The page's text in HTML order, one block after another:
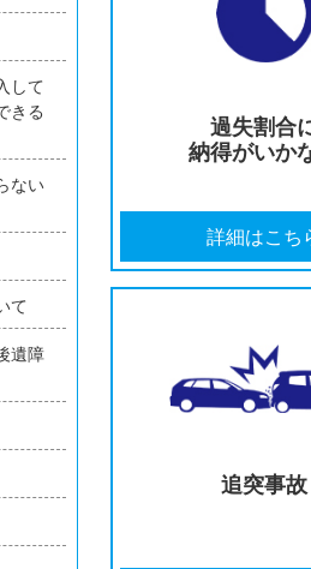
提示さ
納得
の交通事
三宅整形
様のご
討の皆様
加入して
はできる
からない